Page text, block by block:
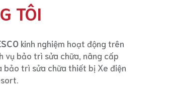
TÔI
kinh nghiệm hoạt động trên
vụ bảo trì sửa chữa, nâng cấp
bảo trì sửa chữa thiết bị Xe điện